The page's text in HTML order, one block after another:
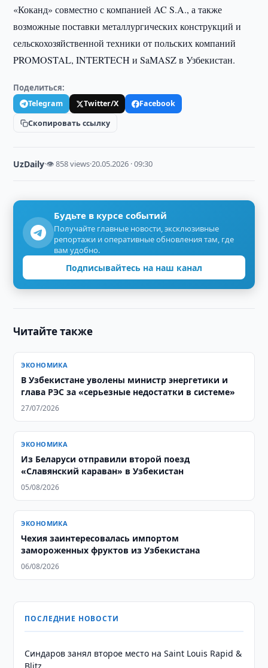
«Коканд» совместно с компанией AC S.A., а также
возможные поставки металлургических конструкций и
сельскохозяйственной техники от польских компаний
PROMOSTAL, INTERTECH и SaMASZ в Узбекистан.
Поделиться:
Telegram Twitter/X
Facebook
Скопировать ссылку
UzDaily·👁 858 views·20.05.2026 · 09:30
Будьте в курсе событий
Получайте главные новости, эксклюзивные
репортажи и оперативные обновления там, где
вам удобно.
Подписывайтесь на наш канал
Читайте также
ЭКОНОМИКА
В Узбекистане уволены министр энергетики и
глава РЭС за «серьезные недостатки в системе»
27/07/2026
ЭКОНОМИКА
Из Беларуси отправили второй поезд
«Славянский караван» в Узбекистан
05/08/2026
ЭКОНОМИКА
Чехия заинтересовалась импортом
замороженных фруктов из Узбекистана
06/08/2026
ПОСЛЕДНИЕ НОВОСТИ
Синдаров занял второе место на Saint Louis Rapid &